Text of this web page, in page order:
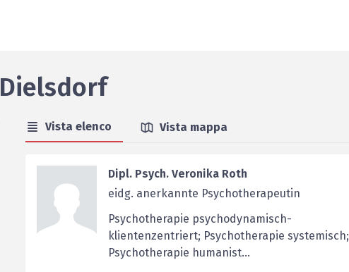
Dielsdorf
Vista elenco Vista mappa
Dipl. Psych. Veronika Roth
eidg. anerkannte Psychotherapeutin
Psychotherapie psychodynamisch-
klientenzentriert; Psychotherapie systemisch;
Psychotherapie humanist...